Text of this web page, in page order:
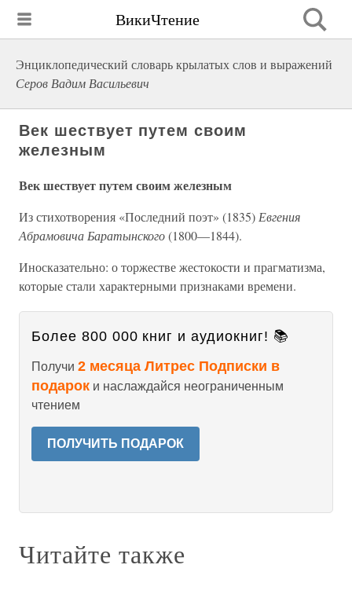
ВикиЧтение
Энциклопедический словарь крылатых слов и выражений
Серов Вадим Васильевич
Век шествует путем своим
железным
Век шествует путем своим железным
Из стихотворения «Последний поэт» (1835) Евгения
Абрамовича Баратынского(1800—1844).
Иносказательно: о торжестве жестокости и прагматизма,
которые стали характерными признаками времени.
Более 800 000 книг и аудиокниг! 📚
Получи 2 месяца Литрес Подписки в
подарок и наслаждайся неограниченным
чтением
ПОЛУЧИТЬ ПОДАРОК
Читайте также